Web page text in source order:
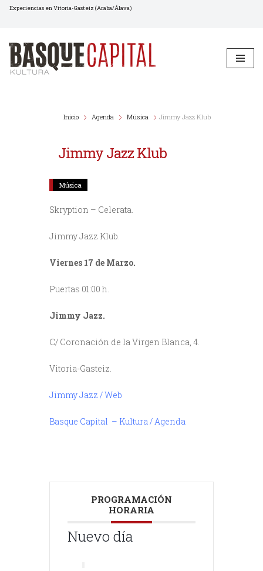
al
contenido
Experiencias en Vitoria-Gasteiz (Araba/Álava)
Inicio Agenda Música Jimmy Jazz Klub
Jimmy Jazz Klub
Música
Skryption – Celerata.
Jimmy Jazz Klub.
Viernes 17 de Marzo.
Puertas 01:00 h.
Jimmy Jazz.
C/ Coronación de la Virgen Blanca, 4.
Vitoria-Gasteiz.
Jimmy Jazz / Web
Basque Capital – Kultura / Agenda
PROGRAMACIÓN
HORARIA
Nuevo día